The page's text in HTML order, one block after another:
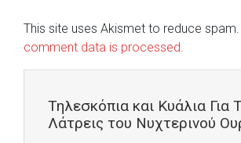
This site uses Akismet to reduce spam.
comment data is processed.
Τηλεσκόπια και Κυάλια Για
Λάτρεις του Νυχτερινού